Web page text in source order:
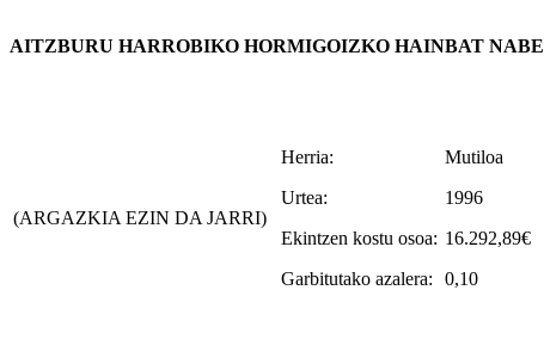
AITZBURU HARROBIKO HORMIGOIZKO HAINBAT NABE
(ARGAZKIA EZIN DA JARRI)
Herria:
Urtea:
Ekintzen kostu osoa:
Garbitutako azalera:
Mutiloa
1996
16.292,89€
0,10